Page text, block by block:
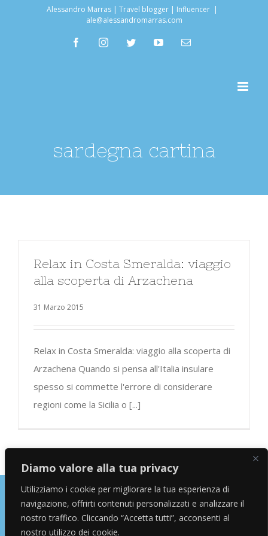
Diamo valore alla tua privacy
Utilizziamo i cookie per migliorare la tua esperienza di
navigazione, offrirti contenuti personalizzati e analizzare il
nostro traffico. Cliccando “Accetta tutti”, acconsenti al
nostro utilizzo dei cookie.
Alessandro Marras | Travel blogger | Influencer |
ale@alessandromarras.com
facebookinstagramtwitter youtubeEmail
sardegna cartina
Relax in Costa Smeralda: viaggio
alla scoperta di Arzachena
31 Marzo 2015
Relax in Costa Smeralda: viaggio alla scoperta di
Arzachena Quando si pensa all'Italia insulare
spesso si commette l'errore di considerare
regioni come la Sicilia o [...]
Copyright © 2026 Alessandro Marras | Travel Blogger | Influencer